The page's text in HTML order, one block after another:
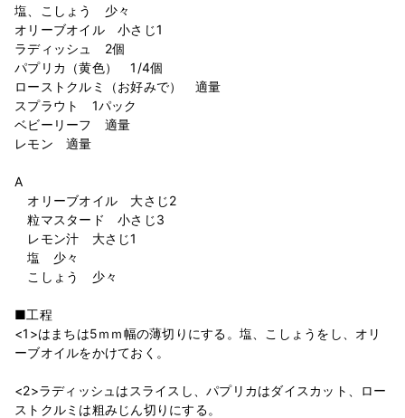
塩、こしょう 少々
オリーブオイル 小さじ1
ラディッシュ 2個
パプリカ（黄色） 1/4個
ローストクルミ（お好みで） 適量
スプラウト 1パック
ベビーリーフ 適量
レモン 適量
A
オリーブオイル 大さじ2
粒マスタード 小さじ3
レモン汁 大さじ1
塩 少々
こしょう 少々
■工程
<1>はまちは5ｍｍ幅の薄切りにする。塩、こしょうをし、オリ
ーブオイルをかけておく。
<2>ラディッシュはスライスし、パプリカはダイスカット、ロー
ストクルミは粗みじん切りにする。